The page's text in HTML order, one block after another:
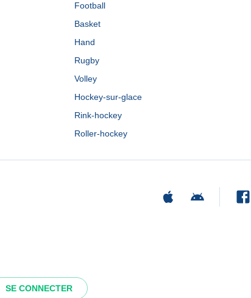
SE CONNECTER
Football
Basket
Hand
Rugby
Volley
Hockey-sur-glace
Rink-hockey
Roller-hockey